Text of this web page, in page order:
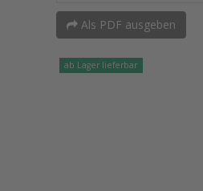
Als PDF ausgeben
ab Lager lieferbar